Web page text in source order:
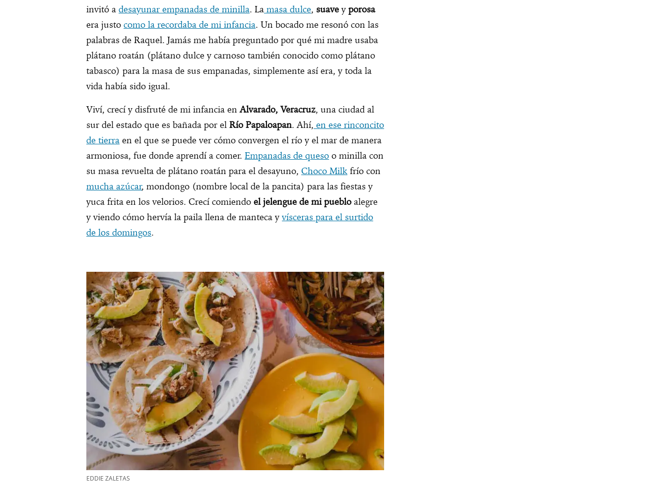
invitó a desayunar empanadas de minilla. La masa dulce, suave y porosa
era justo como la recordaba de mi infancia. Un bocado me resonó con las
palabras de Raquel. Jamás me había preguntado por qué mi madre usaba
plátano roatán (plátano dulce y carnoso también conocido como plátano
tabasco) para la masa de sus empanadas, simplemente así era, y toda la
vida había sido igual.
Viví, crecí y disfruté de mi infancia enAlvarado, Veracruz, una ciudad al
sur del estado que es bañada por el Río Papaloapan. Ahí, en ese rinconcito
de tierra en el que se puede ver cómo convergen el río y el mar de manera
armoniosa, fue donde aprendí a comer. Empanadas de queso o minilla con
su masa revuelta de plátano roatán para el desayuno, Choco Milk frío con
mucha azúcar, mondongo (nombre local de la pancita) para las fiestas y
yuca frita en los velorios. Crecí comiendo el jelengue de mi pueblo alegre
y viendo cómo hervía la paila llena de manteca y vísceras para el surtido
de los domingos.
EDDIE ZALETAS